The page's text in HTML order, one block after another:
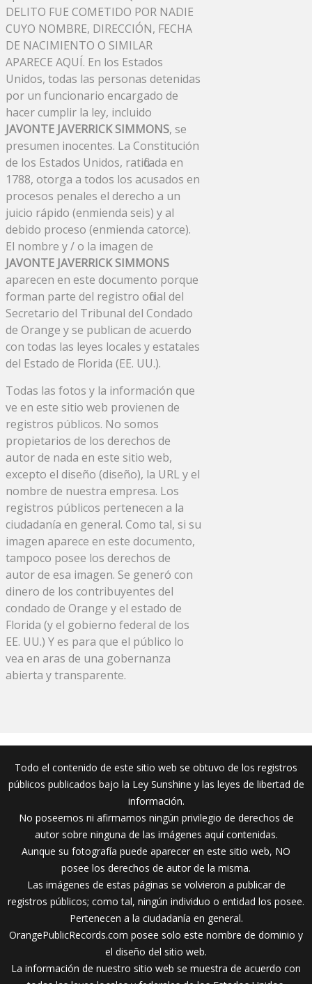
DELITO FUE COMETIDO POR NADIE
CUYO NOMBRE, DIRECCIÓN, FECHA
DE NACIMIENTO O SIMILAR
APARECE AQUÍ. En los Estados
Unidos, todas las personas detenidas
por un funcionario encargado de
hacer cumplir la ley, incluido
JAVONTE JAVERRICK SIMMONS, se
presumen inocentes. La Constitución
de los Estados Unidos, ratificada en
1788, otorga a todos los acusados ​​en
procesos penales el derecho a un
juicio rápido (enmienda seis) y al
debido proceso (enmienda catorce).
El nombre y / o la imagen de
JAVONTE JAVERRICK SIMMONS
aparecen en este documento porque
forman parte del registro oficial del
Secretario del Tribunal del Condado
de Orange y se publican de acuerdo
con todas las leyes locales y estatales
del Estado de Florida (EE. UU.).
Todas las fotos y la información que
ve en este sitio web provienen de
registros públicos. No somos
propietarios de los derechos de
autor de nada en este sitio web,
excepto el diseño (diseño), la URL y el
nombre de nuestra empresa. Los
registros públicos pertenecen a la
ciudadanía en general. Como tal, si su
imagen aparece en este documento,
tampoco posee los derechos de
autor de esa imagen. Se generó con
dinero de los contribuyentes del
condado de Orange y el estado de
Florida (y el gobierno federal de los
EE. UU.) Y es para que el público lo
vea en aras de una gobernanza
abierta y transparente.
Todo el contenido de este sitio web se obtuvo de los registros
públicos publicados bajo la Ley Sunshine y las leyes de libertad de
información.
No poseemos ni afirmamos ningún privilegio de derechos de
autor sobre ninguna de las imágenes aquí contenidas.
Aunque su fotografía puede aparecer en este sitio web, NO
posee los derechos de autor de la misma.
Las imágenes de estas páginas se volvieron a publicar de
registros públicos; como tal, ningún individuo o entidad los posee.
Pertenecen a la ciudadanía en general.
OrangePublicRecords.com posee solo este nombre de dominio y
el diseño del sitio web.
La información de nuestro sitio web se muestra de acuerdo con